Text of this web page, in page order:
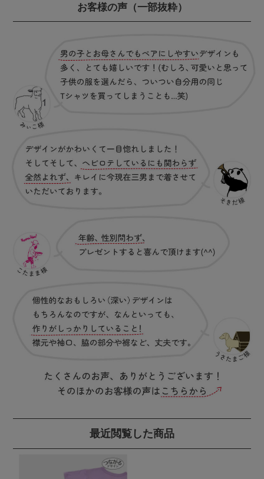
お客様の声（一部抜粋）
最近閲覧した商品